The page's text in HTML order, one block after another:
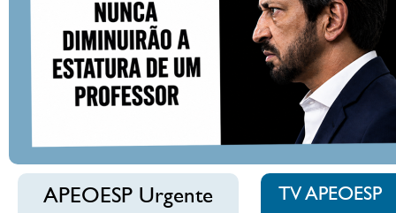
APEOESP Urgente TV APEOESP